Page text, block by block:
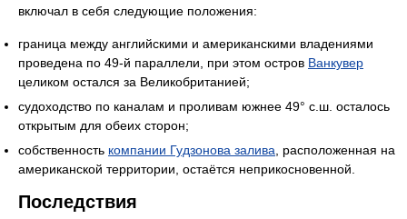
включал в себя следующие положения:
граница между английскими и американскими владениями
проведена по 49-й параллели, при этом остров Ванкувер
целиком остался за Великобританией;
судоходство по каналам и проливам южнее 49° с.ш. осталось
открытым для обеих сторон;
собственность компании Гудзонова залива , расположенная на
американской территории, остаётся неприкосновенной.
Последствия